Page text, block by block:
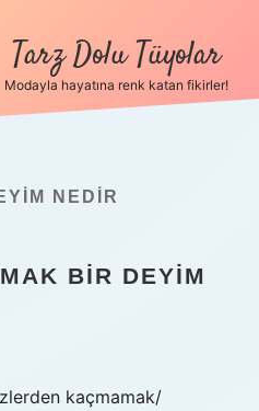
Tarz Dolu Tüyolar
Modayla hayatına renk katan fikirler!
NEDIR
BIR DEYIM
kaçmamak/